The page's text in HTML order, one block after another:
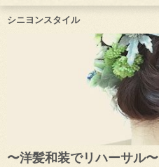
シニヨンスタイル
〜洋髪和装でリハーサル〜